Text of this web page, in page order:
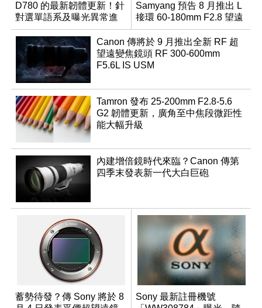
D780 的最新韌體更新！針
對選單語系及曝光異常進
行修復
Samyang 預告 8 月推出 L
接環 60-180mm F2.8 望遠
變焦鏡
Canon 傳將於 9 月推出全新 RF 超
望遠變焦鏡頭 RF 300-600mm
F5.6L IS USM
Tamron 發布 25-200mm F2.8-5.6
G2 韌體更新，廣角至中焦段微距性
能大幅升級
內建增倍鏡時代來臨？Canon 傳第
四季末發表新一代大白巨砲
蓄勢待發？傳 Sony 將於 8
Sony 最新註冊機號